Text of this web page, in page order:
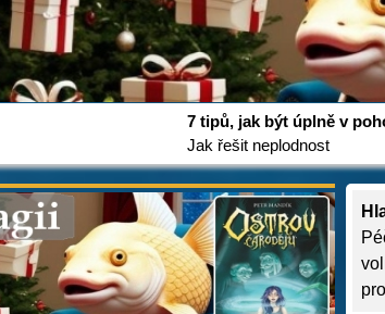
7 tipů, jak být úplně v
Jak řešit neplodnost